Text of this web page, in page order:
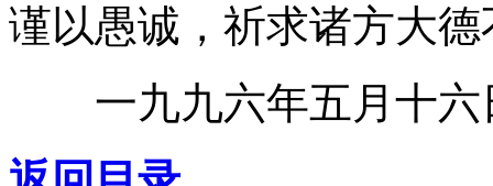
谨以愚诚，祈求诸方大
一九九六年五月十六